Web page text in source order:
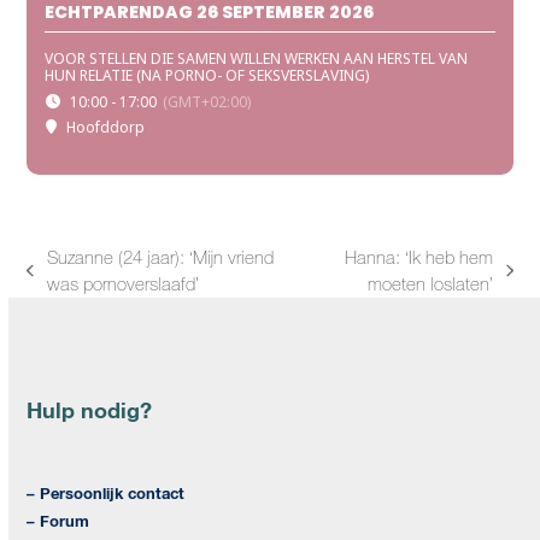
ECHTPARENDAG 26 SEPTEMBER 2026
VOOR STELLEN DIE SAMEN WILLEN WERKEN AAN HERSTEL VAN
HUN RELATIE (NA PORNO- OF SEKSVERSLAVING)
10:00 - 17:00 (GMT+02:00)
Hoofddorp
previous
Suzanne (24 jaar): ‘Mijn vriend
was pornoverslaafd’
Hanna: ‘Ik heb hem
moeten loslaten’
Hulp nodig?
– Persoonlijk contact
– Forum